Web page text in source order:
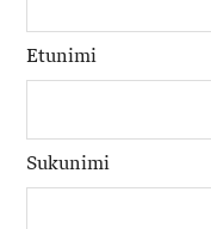
Etunimi
Sukunimi